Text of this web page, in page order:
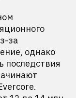
за
однако
последствия